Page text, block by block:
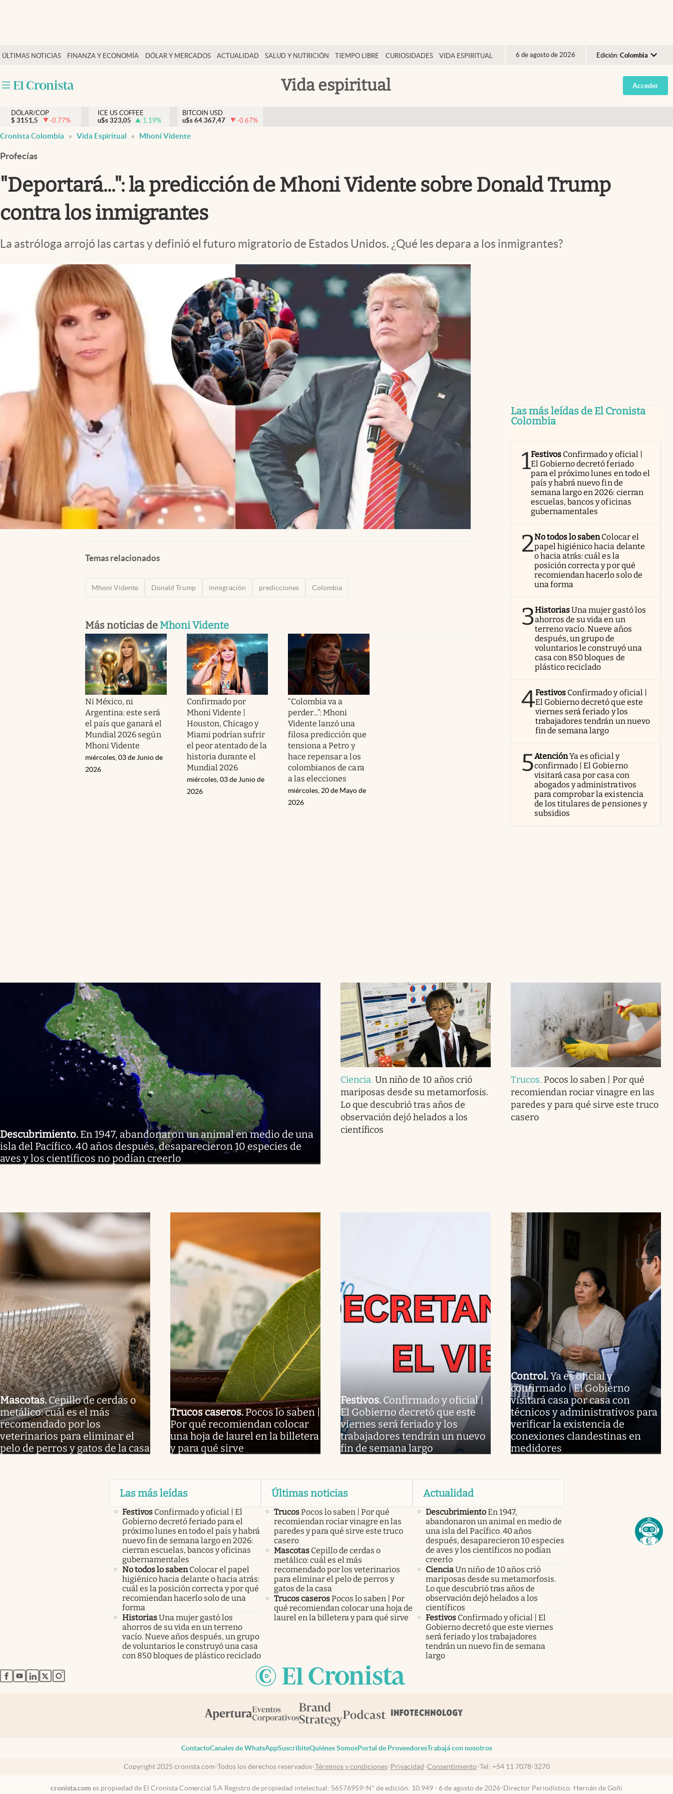
ÚLTIMAS NOTICIAS FINANZA Y ECONOMÍA DÓLAR Y MERCADOS ACTUALIDAD SALUD Y NUTRICIÓN TIEMPO LIBRE CURIOSIDADES VIDA ESPIRITUAL 6 de agosto de 2026 Edición: Colombia
Argentina
España
Vida espiritual
Salud y nutrición
Tiempo libre
Dólar y mercados
Curiosidades
Acceder
DÓLAR/COP
$ 3151,5 -0.77%
ICE US COFFEE
u$s 323,05 1.19%
BITCOIN USD
u$s 64.367,47 -0.67%
Cronista Colombia Vida Espiritual Mhoni Vidente
Profecías
"Deportará...": la predicción de Mhoni Vidente sobre Donald Trump
contra los inmigrantes
La astróloga arrojó las cartas y definió el futuro migratorio de Estados Unidos. ¿Qué les depara a los inmigrantes?
Temas relacionados
Mhoni Vidente Donald Trump inmigración predicciones Colombia
Más noticias de Mhoni Vidente
Ni México, ni
Argentina: este será
el país que ganará el
Mundial 2026 según
Mhoni Vidente
miércoles, 03 de Junio de
2026
Confirmado por
Mhoni Vidente |
Houston, Chicago y
Miami podrían sufrir
el peor atentado de la
historia durante el
Mundial 2026
miércoles, 03 de Junio de
2026
“Colombia va a
perder...”: Mhoni
Vidente lanzó una
filosa predicción que
tensiona a Petro y
hace repensar a los
colombianos de cara
a las elecciones
miércoles, 20 de Mayo de
2026
Las más leídas de El Cronista
Colombia
1Festivos Confirmado y oficial |
El Gobierno decretó feriado
para el próximo lunes en todo el
país y habrá nuevo fin de
semana largo en 2026: cierran
escuelas, bancos y oficinas
gubernamentales
2No todos lo sabenColocar el
papel higiénico hacia delante
o hacia atrás: cuál es la
posición correcta y por qué
recomiendan hacerlo solo de
una forma
3HistoriasUna mujer gastó los
ahorros de su vida en un
terreno vacío. Nueve años
después, un grupo de
voluntarios le construyó una
casa con 850 bloques de
plástico reciclado
4Festivos Confirmado y oficial |
El Gobierno decretó que este
viernes será feriado y los
trabajadores tendrán un nuevo
fin de semana largo
5AtenciónYa es oficial y
confirmado | El Gobierno
visitará casa por casa con
abogados y administrativos
para comprobar la existencia
de los titulares de pensiones y
subsidios
Descubrimiento. En 1947, abandonaron un animal en medio de una
isla del Pacífico. 40 años después, desaparecieron 10 especies de
aves y los científicos no podían creerlo
Ciencia.Un niño de 10 años crió
mariposas desde su metamorfosis.
Lo que descubrió tras años de
observación dejó helados a los
científicos
Trucos. Pocos lo saben | Por qué
recomiendan rociar vinagre en las
paredes y para qué sirve este truco
casero
Mascotas.Cepillo de cerdas o
metálico: cuál es el más
recomendado por los
veterinarios para eliminar el
pelo de perros y gatos de la casa
Trucos caseros.Pocos lo saben |
Por qué recomiendan colocar
una hoja de laurel en la billetera
y para qué sirve
Festivos. Confirmado y oficial |
El Gobierno decretó que este
viernes será feriado y los
trabajadores tendrán un nuevo
fin de semana largo
Control.Ya es oficial y
confirmado | El Gobierno
visitará casa por casa con
técnicos y administrativos para
verificar la existencia de
conexiones clandestinas en
medidores
Las más leídas
Festivos Confirmado y oficial | El
Gobierno decretó feriado para el
próximo lunes en todo el país y habrá
nuevo fin de semana largo en 2026:
cierran escuelas, bancos y oficinas
gubernamentales
No todos lo saben Colocar el papel
higiénico hacia delante o hacia atrás:
cuál es la posición correcta y por qué
recomiendan hacerlo solo de una
forma
HistoriasUna mujer gastó los
ahorros de su vida en un terreno
vacío. Nueve años después, un grupo
de voluntarios le construyó una casa
con 850 bloques de plástico reciclado
Últimas noticias
TrucosPocos lo saben | Por qué
recomiendan rociar vinagre en las
paredes y para qué sirve este truco
casero
Mascotas Cepillo de cerdas o
metálico: cuál es el más
recomendado por los veterinarios
para eliminar el pelo de perros y
gatos de la casa
Trucos caserosPocos lo saben | Por
qué recomiendan colocar una hoja de
laurel en la billetera y para qué sirve
Actualidad
DescubrimientoEn 1947,
abandonaron un animal en medio de
una isla del Pacífico. 40 años
después, desaparecieron 10 especies
de aves y los científicos no podían
creerlo
CienciaUn niño de 10 años crió
mariposas desde su metamorfosis.
Lo que descubrió tras años de
observación dejó helados a los
científicos
Festivos Confirmado y oficial | El
Gobierno decretó que este viernes
será feriado y los trabajadores
tendrán un nuevo fin de semana
largo
abre en nueva pestaña
abre en nueva pestaña
abre en nueva pestaña
abre en nueva pestaña
abre en nueva pestaña
ContactoCanales de WhatsAppSuscribiteQuiénes SomosPortal de ProveedoresTrabajá con nosotros
Copyright 2025 cronista.com Todos los derechos reservados Términos y condiciones Privacidad Consentimiento Tel: +54 11 7078-3270
cronista.com es propiedad de El Cronista Comercial S.A Registro de propiedad intelectual: 56576959 N° de edición: 10.949 - 6 de agosto de 2026 Director Periodístico: Hernán de Goñi